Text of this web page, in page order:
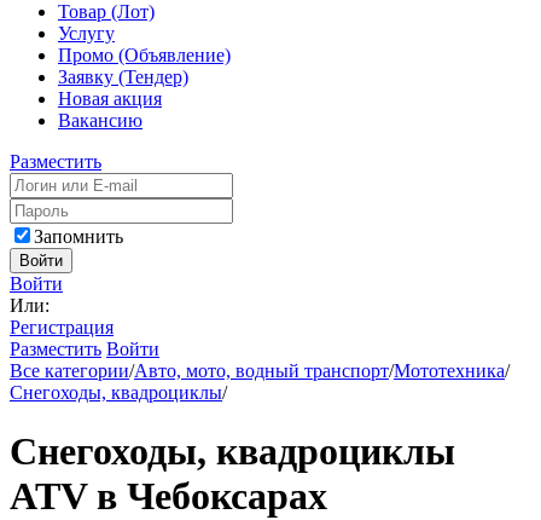
Товар (Лот)
Услугу
Промо (Объявление)
Заявку (Тендер)
Новая акция
Вакансию
Разместить
Запомнить
Войти
Войти
Или:
Регистрация
Разместить Войти
Все категории/Авто, мото, водный транспорт/Мототехника/
Снегоходы, квадроциклы/
Снегоходы, квадроциклы
ATV в Чебоксарах